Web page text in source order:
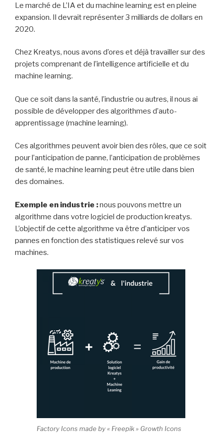
Le marché de L’IA et du machine learning est en pleine
expansion. Il devrait représenter 3 milliards de dollars en
2020.
Chez Kreatys, nous avons d’ores et déjà travailler sur des
projets comprenant de l’intelligence artificielle et du
machine learning.
Que ce soit dans la santé, l’industrie ou autres, il nous ai
possible de développer des algorithmes d’auto-
apprentissage (machine learning).
Ces algorithmes peuvent avoir bien des rôles, que ce soit
pour l’anticipation de panne, l’anticipation de problèmes
de santé, le machine learning peut être utile dans bien
des domaines.
Exemple en industrie :nous pouvons mettre un
algorithme dans votre logiciel de production kreatys.
L’objectif de cette algorithme va être d’anticiper vos
pannes en fonction des statistiques relevé sur vos
machines.
Factory Icons made by « Freepik » Growth Icons